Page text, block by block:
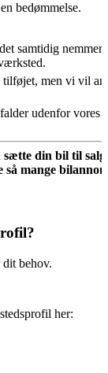
bedømmelse.
samtidig
men vi vil
udenfor vores
din bil til salg
mange
behov.
her: